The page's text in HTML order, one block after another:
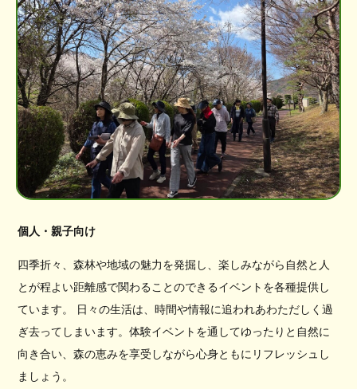
個人・親子向け
四季折々、森林や地域の魅力を発掘し、楽しみながら自然と人
とが程よい距離感で関わることのできるイベントを各種提供し
ています。 日々の生活は、時間や情報に追われあわただしく過
ぎ去ってしまいます。体験イベントを通してゆったりと自然に
向き合い、森の恵みを享受しながら心身ともにリフレッシュし
ましょう。